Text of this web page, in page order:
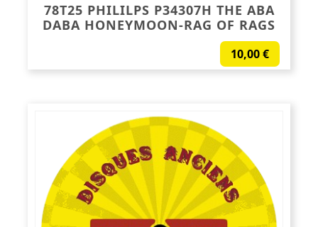
78T25 PHILILPS P34307H THE ABA
DABA HONEYMOON-RAG OF RAGS
10,00€